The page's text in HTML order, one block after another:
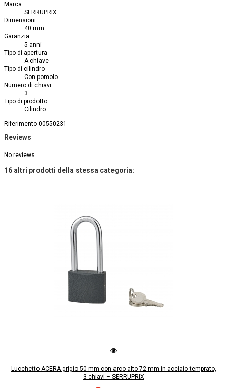
Marca
SERRUPRIX
Dimensioni
40 mm
Garanzia
5 anni
Tipo di apertura
A chiave
Tipo di cilindro
Con pomolo
Numero di chiavi
3
Tipo di prodotto
Cilindro
Riferimento 00550231
Reviews
No reviews
16 altri prodotti della stessa categoria:
Lucchetto ACERA grigio 50 mm con arco alto 72 mm in acciaio temprato,
3 chiavi – SERRUPRIX